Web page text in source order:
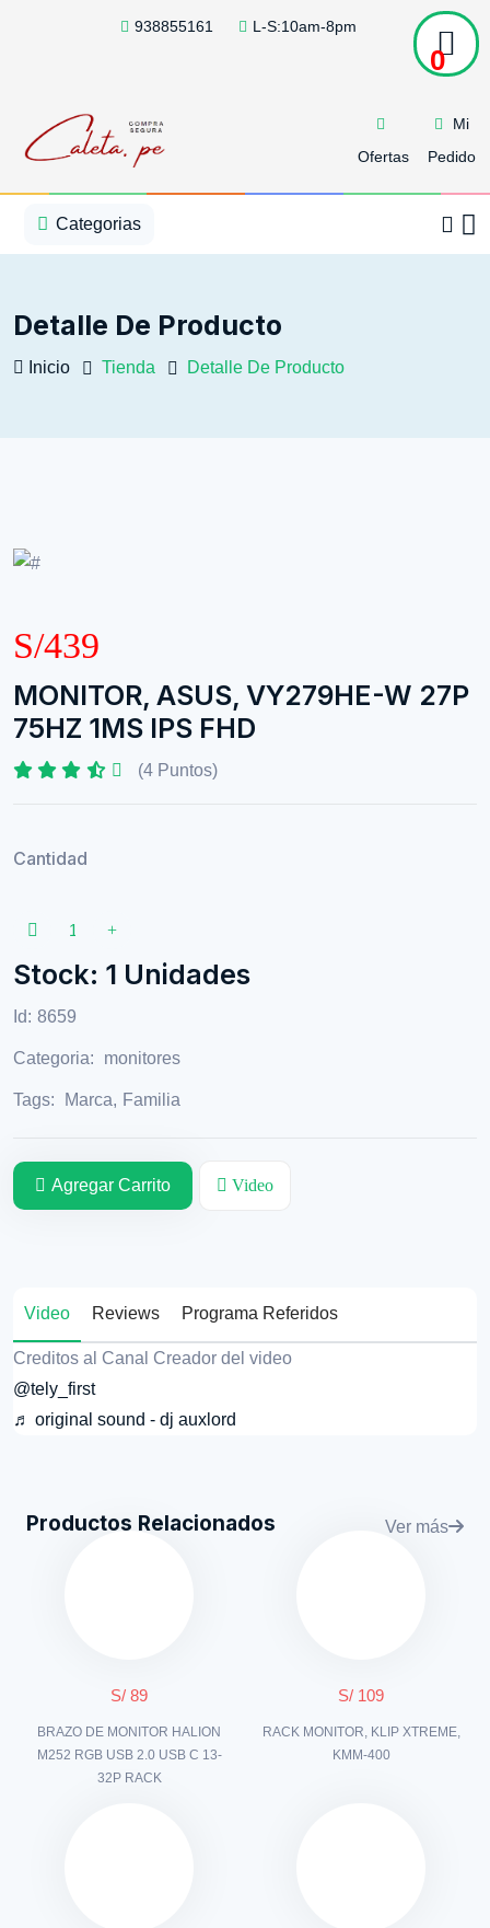
938855161 L-S:10am-8pm
Ofertas
Mi
Pedido
0
Categorias
Detalle De Producto
Inicio Tienda Detalle De Producto
S/439
MONITOR, ASUS, VY279HE-W 27P
75HZ 1MS IPS FHD
(4 Puntos)
Cantidad
Stock: 1 Unidades
Id: 8659
Categoria: monitores
Tags: Marca, Familia
Agregar Carrito Video
Video Reviews Programa Referidos
Creditos al Canal Creador del video
@tely_first
♬ original sound - dj auxlord
Productos Relacionados Ver más
S/ 89
BRAZO DE MONITOR HALION
M252 RGB USB 2.0 USB C 13-
32P RACK
S/ 109
RACK MONITOR, KLIP XTREME,
KMM-400